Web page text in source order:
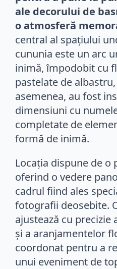
ale decorului de
o atmosferă
central al spațiului
cununia este un arc
inimă, împodobit cu
pastelate de
asemenea, au fost
dimensiuni cu
completate de
formă de inimă.
Locația dispune de o
oferind o vedere
cadrul fiind ales
fotografii deosebite.
ajustează cu precizie
și a aranjamentelor
coordonat pentru a
unui eveniment de